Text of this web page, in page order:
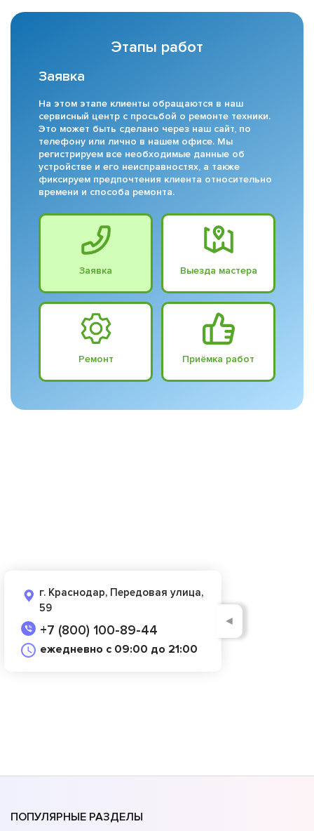
Этапы работ
Заявка
На этом этапе клиенты обращаются в наш
сервисный центр с просьбой о ремонте техники.
Это может быть сделано через наш сайт, по
телефону или лично в нашем офисе. Мы
регистрируем все необходимые данные об
устройстве и его неисправностях, а также
фиксируем предпочтения клиента относительно
времени и способа ремонта.
Заявка Выезда мастера
Ремонт Приёмка работ
г. Краснодар, Передовая улица,
59
+7 (800) 100-89-44
ежедневно с 09:00 до 21:00
◄
ПОПУЛЯРНЫЕ РАЗДЕЛЫ